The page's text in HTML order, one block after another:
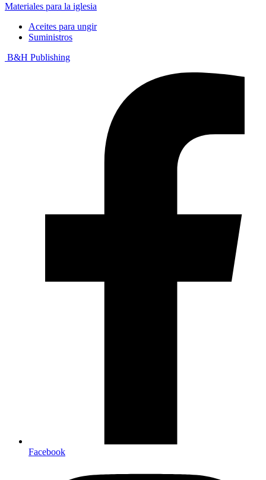
Materiales para la iglesia
Aceites para ungir
Suministros
B&H Publishing
Facebook